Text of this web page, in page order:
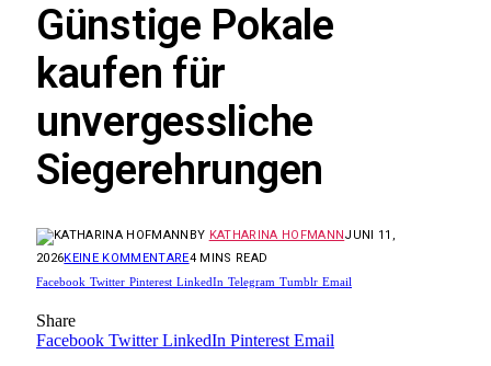
Günstige Pokale
kaufen für
unvergessliche
Siegerehrungen
BY KATHARINA HOFMANNJUNI 11,
2026KEINE KOMMENTARE4 MINS READ
Facebook Twitter Pinterest LinkedIn Telegram Tumblr Email
Share
Facebook Twitter LinkedIn Pinterest Email